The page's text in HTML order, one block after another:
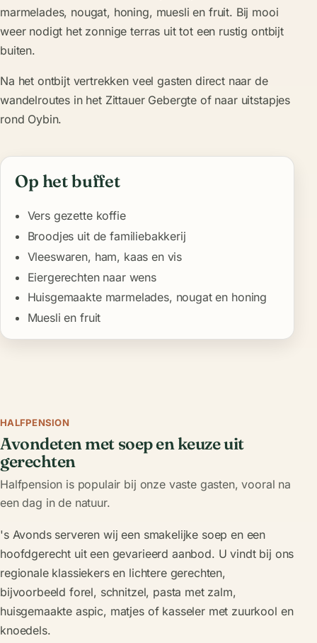
marmelades, nougat, honing, muesli en fruit. Bij mooi
weer nodigt het zonnige terras uit tot een rustig ontbijt
buiten.
Na het ontbijt vertrekken veel gasten direct naar de
wandelroutes in het Zittauer Gebergte of naar uitstapjes
rond Oybin.
Op het buffet
Vers gezette koffie
Broodjes uit de familiebakkerij
Vleeswaren, ham, kaas en vis
Eiergerechten naar wens
Huisgemaakte marmelades, nougat en honing
Muesli en fruit
HALFPENSION
Avondeten met soep en keuze uit
gerechten
Halfpension is populair bij onze vaste gasten, vooral na
een dag in de natuur.
's Avonds serveren wij een smakelijke soep en een
hoofdgerecht uit een gevarieerd aanbod. U vindt bij ons
regionale klassiekers en lichtere gerechten,
bijvoorbeeld forel, schnitzel, pasta met zalm,
huisgemaakte aspic, matjes of kasseler met zuurkool en
knoedels.